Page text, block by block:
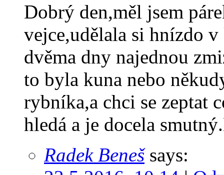
Dobrý den,měl jsem
vejce,udělala si hnízdo
dvěma dny najednou
to byla kuna nebo
rybníka,a chci se zeptat
hledá a je docela
Radek Beneš says: